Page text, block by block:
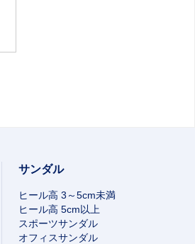
サンダル
ヒール高 3～5cm未満
ヒール高 5cm以上
スポーツサンダル
オフィスサンダル